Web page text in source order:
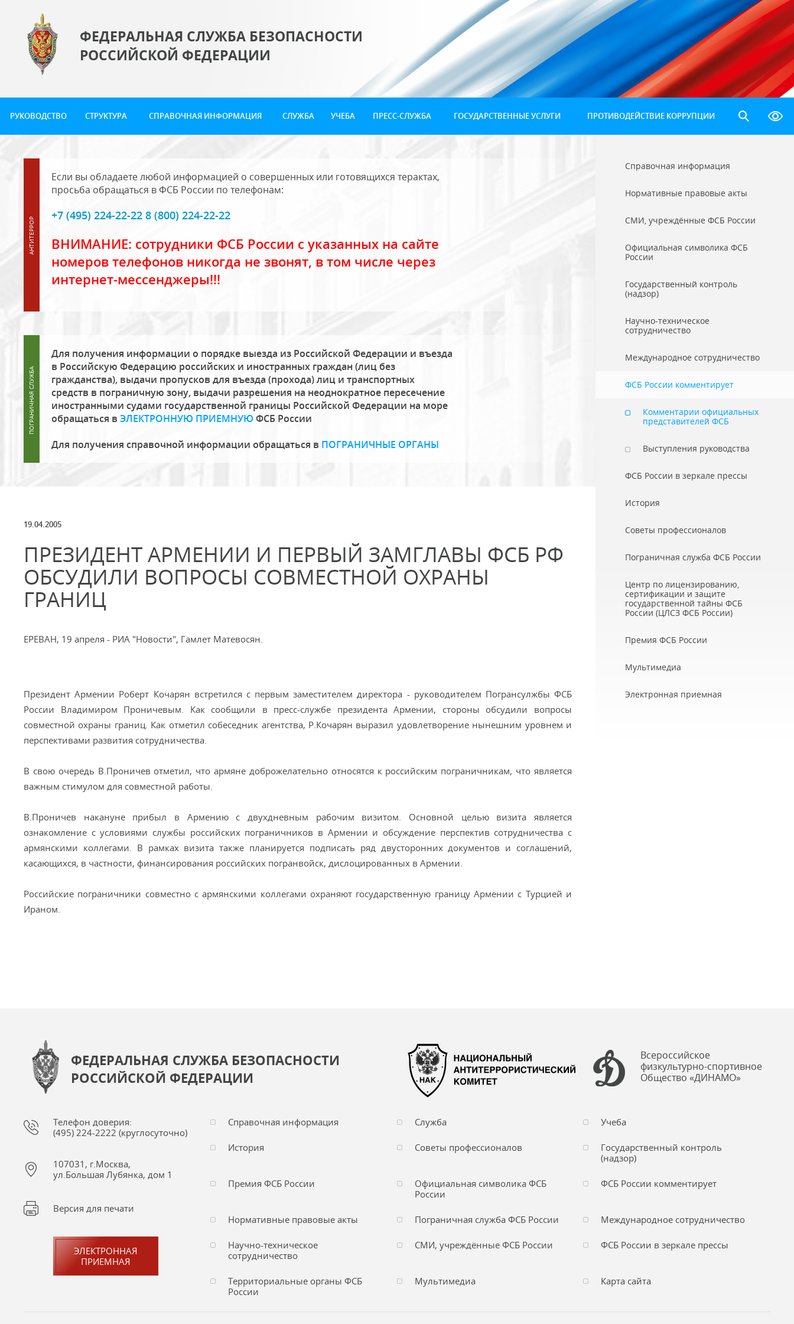
ФЕДЕРАЛЬНАЯ СЛУЖБА БЕЗОПАСНОСТИ
РОССИЙСКОЙ ФЕДЕРАЦИИ
РУКОВОДСТВО СТРУКТУРА СПРАВОЧНАЯ ИНФОРМАЦИЯ СЛУЖБА УЧЕБА ПРЕСС-СЛУЖБА ГОСУДАРСТВЕННЫЕ УСЛУГИ ПРОТИВОДЕЙСТВИЕ КОРРУПЦИИ
Если вы обладаете любой информацией о совершенных или готовящихся терактах,
просьба обращаться в ФСБ России по телефонам:
+7 (495) 224-22-22 8 (800) 224-22-22
ВНИМАНИЕ: сотрудники ФСБ России с указанных на сайте
номеров телефонов никогда не звонят, в том числе через
интернет-мессенджеры!!!
Для получения информации о порядке выезда из Российской Федерации и въезда
в Российскую Федерацию российских и иностранных граждан (лиц без
гражданства), выдачи пропусков для въезда (прохода) лиц и транспортных
средств в пограничную зону, выдачи разрешения на неоднократное пересечение
иностранными судами государственной границы Российской Федерации на море
обращаться в ЭЛЕКТРОННУЮ ПРИЕМНУЮ ФСБ России
Для получения справочной информации обращаться в ПОГРАНИЧНЫЕ ОРГАНЫ
19.04.2005
ПРЕЗИДЕНТ АРМЕНИИ И ПЕРВЫЙ ЗАМГЛАВЫ ФСБ РФ
ОБСУДИЛИ ВОПРОСЫ СОВМЕСТНОЙ ОХРАНЫ
ГРАНИЦ
ЕРЕВАН, 19 апреля - РИА "Новости", Гамлет Матевосян.
Президент Армении Роберт Кочарян встретился с первым заместителем директора - руководителем Погрансулжбы ФСБ
России Владимиром Проничевым. Как сообщили в пресс-службе президента Армении, стороны обсудили вопросы
совместной охраны границ. Как отметил собеседник агентства, Р.Кочарян выразил удовлетворение нынешним уровнем и
перспективами развития сотрудничества.
В свою очередь В.Проничев отметил, что армяне доброжелательно относятся к российским пограничникам, что является
важным стимулом для совместной работы.
В.Проничев накануне прибыл в Армению с двухдневным рабочим визитом. Основной целью визита является
ознакомление с условиями службы российских пограничников в Армении и обсуждение перспектив сотрудничества с
армянскими коллегами. В рамках визита также планируется подписать ряд двусторонних документов и соглашений,
касающихся, в частности, финансирования российских погранвойск, дислоцированных в Армении.
Российские пограничники совместно с армянскими коллегами охраняют государственную границу Армении с Турцией и
Ираном.
Справочная информация
Нормативные правовые акты
СМИ, учреждённые ФСБ России
Официальная символика ФСБ
России
Государственный контроль
(надзор)
Научно-техническое
сотрудничество
Международное сотрудничество
ФСБ России комментирует
Комментарии официальных
представителей ФСБ
Выступления руководства
ФСБ России в зеркале прессы
История
Советы профессионалов
Пограничная служба ФСБ России
Центр по лицензированию,
сертификации и защите
государственной тайны ФСБ
России (ЦЛСЗ ФСБ России)
Премия ФСБ России
Мультимедиа
Электронная приемная
ФЕДЕРАЛЬНАЯ СЛУЖБА БЕЗОПАСНОСТИ
РОССИЙСКОЙ ФЕДЕРАЦИИ
Всероссийское
физкультурно-спортивное
Общество «ДИНАМО»
Телефон доверия:
(495) 224-2222 (круглосуточно)
107031, г.Москва,
ул.Большая Лубянка, дом 1
Версия для печати
ЭЛЕКТРОННАЯ
ПРИЕМНАЯ
Справочная информация Служба Учеба
История Советы профессионалов
Государственный контроль
(надзор)
Премия ФСБ России
Официальная символика ФСБ
России
ФСБ России комментирует
Нормативные правовые акты Пограничная служба ФСБ России Международное сотрудничество
Научно-техническое
сотрудничество
СМИ, учреждённые ФСБ России ФСБ России в зеркале прессы
Территориальные органы ФСБ
России
Мультимедиа Карта сайта